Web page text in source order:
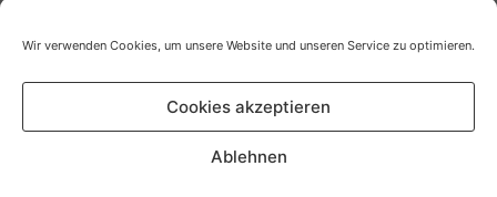
Wir verwenden Cookies, um unsere Website und unseren Service zu optimieren.
Cookies akzeptieren
Ablehnen
Wahlkampf Wahlprogramm Wähler
Zensur Zensursula Überwachung